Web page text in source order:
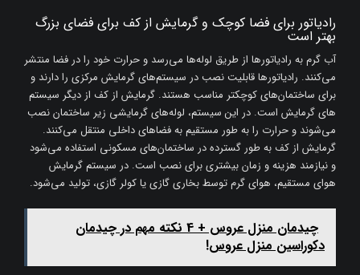
رادیاتور برای فضا کوچک و گرمایش از کف برای فضای بزرگ
بهتر است
آب گرم به رادیاتورها از طریق لوله‌ها می‌رسد و حرارت خود را در فضا منتشر
می‌کنند. رادیاتورها قابلیت نصب در سیستم‌های گرمایش مرکزی را دارند و
برای ساختمان‌های کوچکتر مناسب هستند. گرمایش از کف از دیگر سیستم
های گرمایش است. در این سیستم، لوله‌های گرمایشی زیر ساختمان نصب
می‌شوند و حرارت را به طور مستقیم به فضاهای داخلی منتقل می‌کنند.
گرمایش از کف به طور گسترده در ساختمان‌های مسکونی استفاده می‌شود
و نیازمند هزینه و زمان بیشتری برای نصب است. در سیستم گرمایش
هوای مستقیم، هوای گرم توسط بخاری گازی یا کولر گازی، تولید می‌شود.
چیدمان منزل عروس + 4 نکته مهم در چیدمان
دکوراسین منزل عروس!